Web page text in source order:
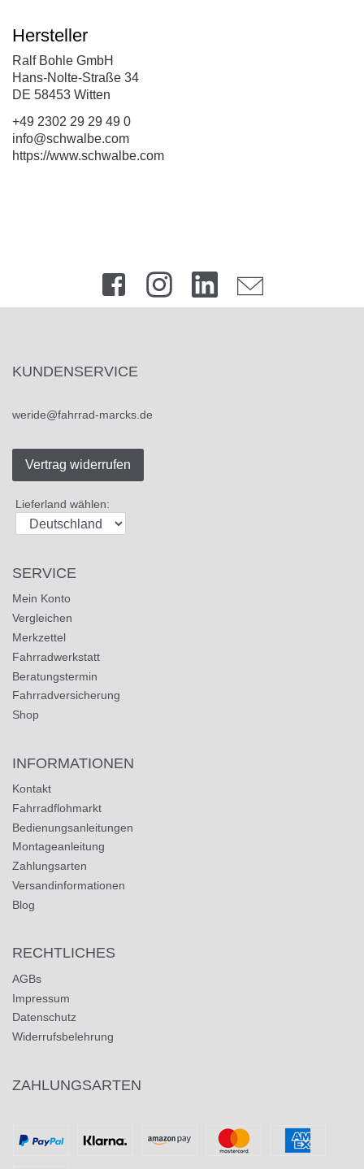
Hersteller
Ralf Bohle GmbH
Hans-Nolte-Straße 34
DE 58453 Witten
+49 2302 29 29 49 0
info@schwalbe.com
https://www.schwalbe.com
KUNDENSERVICE
weride@fahrrad-marcks.de
Vertrag widerrufen
Lieferland wählen:
SERVICE
Mein Konto
Vergleichen
Merkzettel
Fahrradwerkstatt
Beratungstermin
Fahrradversicherung
Shop
INFORMATIONEN
Kontakt
Fahrradflohmarkt
Bedienungsanleitungen
Montageanleitung
Zahlungsarten
Versandinformationen
Blog
RECHTLICHES
AGBs
Impressum
Datenschutz
Widerrufsbelehrung
ZAHLUNGSARTEN